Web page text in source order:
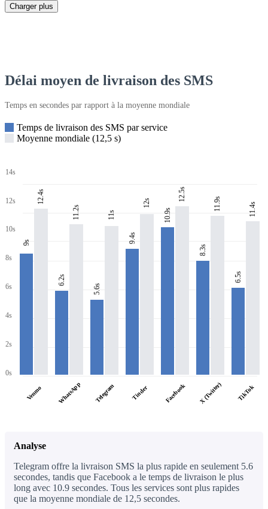
Charger plus
Délai moyen de livraison des SMS
Temps en secondes par rapport à la moyenne mondiale
Temps de livraison des SMS par service
Moyenne mondiale (12,5 s)
14s
12s
10s
8s
6s
4s
2s
0s
9s
12.4s
Venmo
6.2s
11.2s
WhatsApp
5.6s
11s
Telegram
9.4s
12s
Tinder
10.9s
12.5s
Facebook
8.3s
11.9s
X (Twitter)
6.5s
11.4s
TikTok
Analyse
Telegram offre la livraison SMS la plus rapide en seulement 5.6
secondes, tandis que Facebook a le temps de livraison le plus
long avec 10.9 secondes. Tous les services sont plus rapides
que la moyenne mondiale de 12,5 secondes.